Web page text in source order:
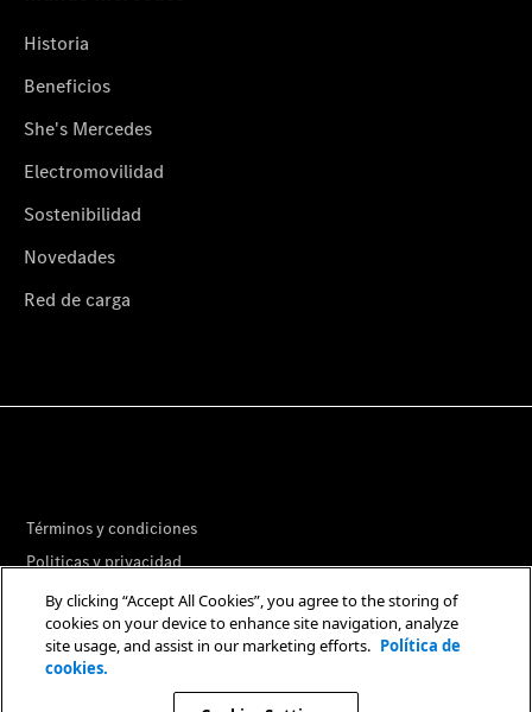
Historia
Beneficios
She's Mercedes
Electromovilidad
Sostenibilidad
Novedades
Red de carga
Términos y condiciones
Politicas y privacidad
Libro de reclamaciones
Preferencias de Cookies
© 2026. Mercedes-Benz AG.
By clicking “Accept All Cookies”, you agree to the storing of
cookies on your device to enhance site navigation, analyze
site usage, and assist in our marketing efforts. Política de
cookies.